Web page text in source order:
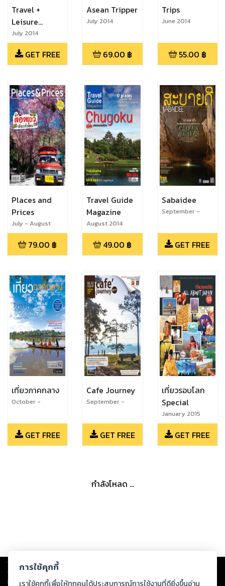
Travel +
Leisure
Southeast
Asia Special
July 2014
GET FREE
Asean Tripper
July 2014
69.00 ฿
Trips
June 2014
55.00 ฿
Places and
Prices
July - August
2014
79.00 ฿
Travel Guide
Magazine
August 2014
49.00 ฿
Sabaidee
September -
GET FREE
เที่ยวภาคกลาง
October -
GET FREE
Cafe Journey
September -
GET FREE
เที่ยวรอบโลก
Special
January 2015
GET FREE
กำลังโหลด ...
Copyright © 2026
ต่อผลงานหรือเนื้อหาใดที่อัปโหลดผ่านเว็บไซต์และปรากฏว่าละเมิดสิทธิใน
ทรัพย์สินทางปัญญาของบุคคลอื่นหรือขัดต่อกฎหมายและศีลธรรม ดังนั้น ผู้อ่าน
การใช้คุกกี้
เราใช้คุกกี้เพื่อให้ทุกคนได้ประสบการณ์การใช้งานที่ดียิ่งขึ้นอ่าน